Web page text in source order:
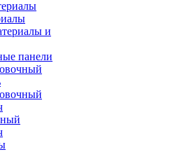
и
панели